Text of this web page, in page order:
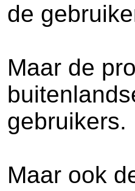
de
Maar de
Maar ook